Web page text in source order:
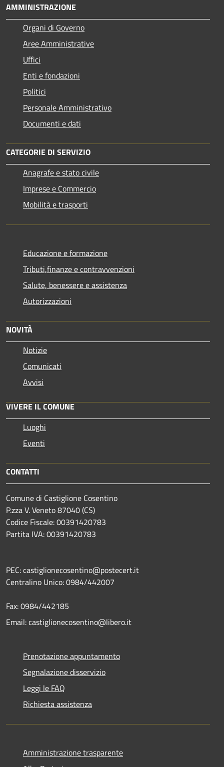
AMMINISTRAZIONE
Organi di Governo
Aree Amministrative
Uffici
Enti e fondazioni
Politici
Personale Amministrativo
Documenti e dati
CATEGORIE DI SERVIZIO
Anagrafe e stato civile
Imprese e Commercio
Mobilità e trasporti
Educazione e formazione
Tributi,finanze e contravvenzioni
Salute, benessere e assistenza
Autorizzazioni
NOVITÀ
Notizie
Comunicati
Avvisi
VIVERE IL COMUNE
Luoghi
Eventi
CONTATTI
Comune di Castiglione Cosentino
P.zza V. Veneto 87040 (CS)
Codice Fiscale: 00391420783
Partita IVA: 00391420783
PEC: castiglionecosentino@postecert.it
Centralino Unico: 0984/442007
Fax: 0984/442185
Email: castiglionecosentino@libero.it
Prenotazione appuntamento
Segnalazione disservizio
Leggi le FAQ
Richiesta assistenza
Amministrazione trasparente